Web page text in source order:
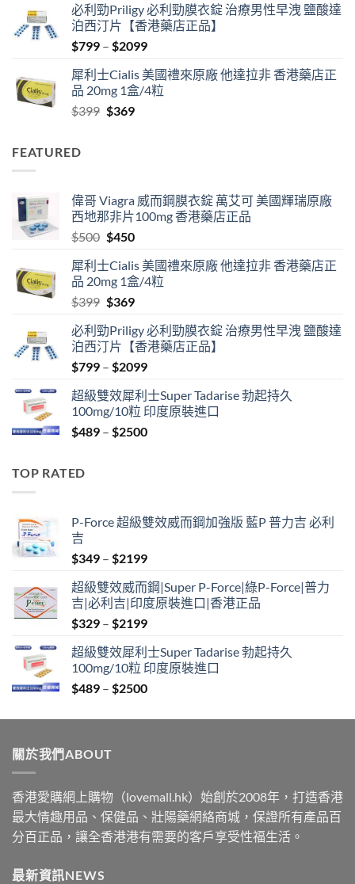
was:
$500.
is:
$450.
必利勁Priligy 必利勁膜衣錠 治療男性早洩 鹽酸達
泊西汀片【香港藥店正品】
$799 – $2099Price
$799
through
犀利士Cialis 美國禮來原廠 他達拉非 香港藥店正
品 20mg 1盒/4粒
$399 Original
$369Current
FEATURED
偉哥 Viagra 威而鋼膜衣錠 萬艾可 美國輝瑞原廠
西地那非片100mg 香港藥店正品
$500 Original
was:
$500.
$450Current
is:
$450.
犀利士Cialis 美國禮來原廠 他達拉非 香港藥店正
品 20mg 1盒/4粒
$399 Original
was:
$399.
$369Current
is:
$369.
必利勁Priligy 必利勁膜衣錠 治療男性早洩 鹽酸達
泊西汀片【香港藥店正品】
$799 – $2099Price
$799
through
$2099
超級雙效犀利士Super Tadarise 勃起持久
100mg/10粒 印度原裝進口
$489 – $2500Price
TOP RATED
P-Force 超級雙效威而鋼加強版 藍P 普力吉 必利
吉
$349 – $2199Price
$349
through
$2199
超級雙效威而鋼|Super P-Force|綠P-Force|普力
吉|必利吉|印度原裝進口|香港正品
$329 – $2199Price
$329
through
$2199
超級雙效犀利士Super Tadarise 勃起持久
100mg/10粒 印度原裝進口
$489 – $2500Price
$489
關於我們ABOUT
香港愛購網上購物（lovemall.hk）始創於2008年，打造香港
最大情趣用品、保健品、壯陽藥網絡商城，保證所有產品百
分百正品，讓全香港港有需要的客戶享受性福生活。
最新資訊NEWS